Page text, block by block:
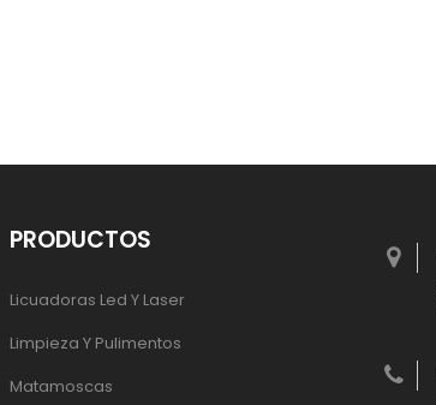
PRODUCTOS
Licuadoras Led Y Laser
Limpieza Y Pulimentos
Matamoscas